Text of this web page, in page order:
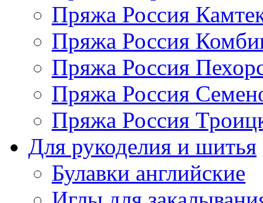
Пряжа Россия
Пряжа Россия
Пряжа Россия
Пряжа Россия
Пряжа Россия
Для рукоделия и шитья
Булавки английские